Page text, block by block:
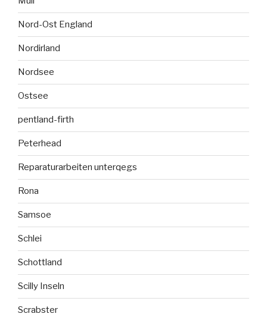
Nord-Ost England
Nordirland
Nordsee
Ostsee
pentland-firth
Peterhead
Reparaturarbeiten unterqegs
Rona
Samsoe
Schlei
Schottland
Scilly Inseln
Scrabster